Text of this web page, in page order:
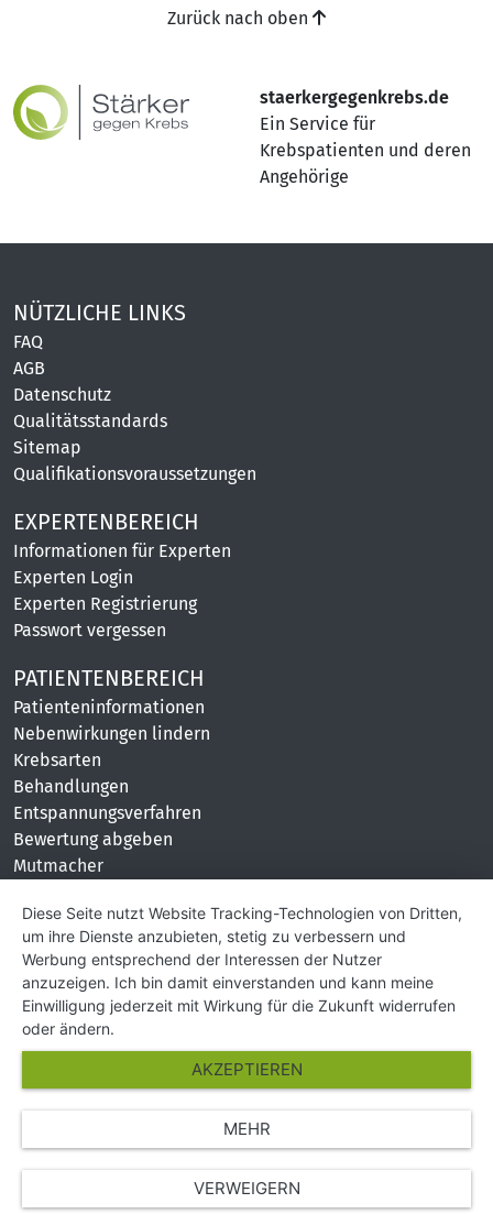
staerkergegenkrebs.de
Ein Service für
Krebspatienten und deren
Angehörige
Zurück nach oben
NÜTZLICHE LINKS
FAQ
AGB
Datenschutz
Qualitätsstandards
Sitemap
Qualifikationsvoraussetzungen
EXPERTENBEREICH
Informationen für Experten
Experten Login
Experten Registrierung
Passwort vergessen
PATIENTENBEREICH
Patienteninformationen
Nebenwirkungen lindern
Krebsarten
Behandlungen
Entspannungsverfahren
Bewertung abgeben
Mutmacher
KONTAKT
Impressum
Hilfe und Kontakt
Partner
Presse
Über Uns
© Copyright 2026 SGK Stärker gegen Krebs
Diese Seite nutzt Website Tracking-Technologien von Dritten,
um ihre Dienste anzubieten, stetig zu verbessern und
Werbung entsprechend der Interessen der Nutzer
anzuzeigen. Ich bin damit einverstanden und kann meine
Einwilligung jederzeit mit Wirkung für die Zukunft widerrufen
oder ändern.
VERWEIGERN
AKZEPTIEREN
MEHR